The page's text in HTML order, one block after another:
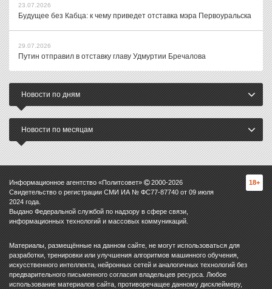
23.07.2026
Будущее без Кабца: к чему приведет отставка мэра Первоуральска
29.07.2026
Путин отправил в отставку главу Удмуртии Бречалова
Новости по дням
Новости по месяцам
Информационное агентство «Политсовет» 2000-2026
Свидетельство о регистрации СМИ ИА № ФС77-87740 от 09 июля
2024 года.
Выдано Федеральной службой по надзору в сфере связи,
информационных технологий и массовых коммуникаций.
18+
Материалы, размещённые на данном сайте, не могут использоваться для
разработки, тренировки или улучшения алгоритмов машинного обучения,
искусственного интеллекта, нейронных сетей и аналогичных технологий без
предварительного письменного согласия владельцев ресурса. Любое
использование материалов сайта, противоречащее данному дисклеймеру,